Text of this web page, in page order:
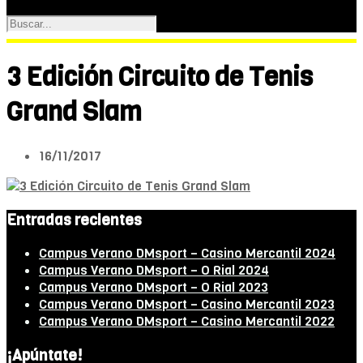
3 Edición Circuito de Tenis
Grand Slam
16/11/2017
Entradas recientes
Campus Verano DMsport – Casino Mercantil 2024
Campus Verano DMsport – O Rial 2024
Campus Verano DMsport – O Rial 2023
Campus Verano DMsport – Casino Mercantil 2023
Campus Verano DMsport – Casino Mercantil 2022
¡Apúntate!